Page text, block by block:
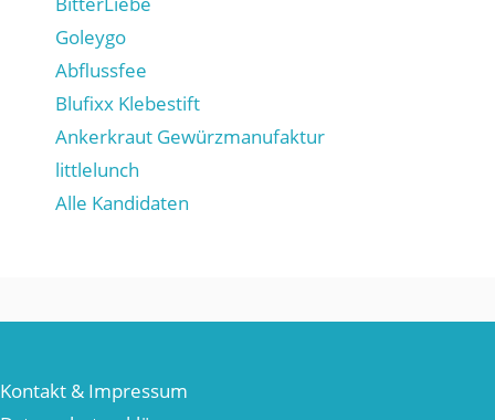
Goleygo
Abflussfee
Blufixx Klebestift
Ankerkraut Gewürzmanufaktur
littlelunch
Alle Kandidaten
Kontakt & Impressum